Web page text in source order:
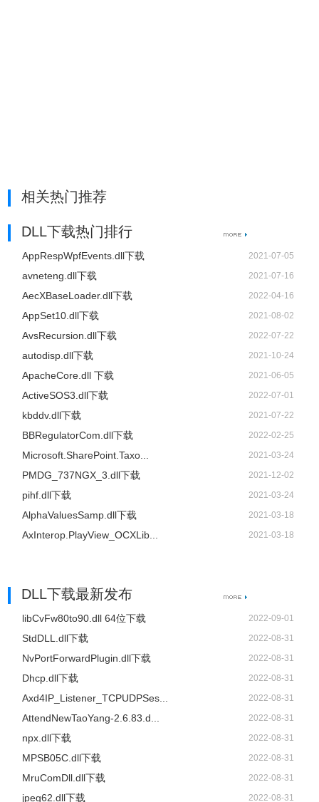
相关热门推荐
DLL下载热门排行
AppRespWpfEvents.dll下载 2021-07-05
avneteng.dll下载 2021-07-16
AecXBaseLoader.dll下载 2022-04-16
AppSet10.dll下载 2021-08-02
AvsRecursion.dll下载 2022-07-22
autodisp.dll下载 2021-10-24
ApacheCore.dll 下载 2021-06-05
ActiveSOS3.dll下载 2022-07-01
kbddv.dll下载 2021-07-22
BBRegulatorCom.dll下载 2022-02-25
Microsoft.SharePoint.Taxo... 2021-03-24
PMDG_737NGX_3.dll下载 2021-12-02
pihf.dll下载 2021-03-24
AlphaValuesSamp.dll下载 2021-03-18
AxInterop.PlayView_OCXLib... 2021-03-18
DLL下载最新发布
libCvFw80to90.dll 64位下载 2022-09-01
StdDLL.dll下载 2022-08-31
NvPortForwardPlugin.dll下载 2022-08-31
Dhcp.dll下载 2022-08-31
Axd4IP_Listener_TCPUDPSes... 2022-08-31
AttendNewTaoYang-2.6.83.d... 2022-08-31
npx.dll下载 2022-08-31
MPSB05C.dll下载 2022-08-31
MruComDll.dll下载 2022-08-31
jpeg62.dll下载 2022-08-31